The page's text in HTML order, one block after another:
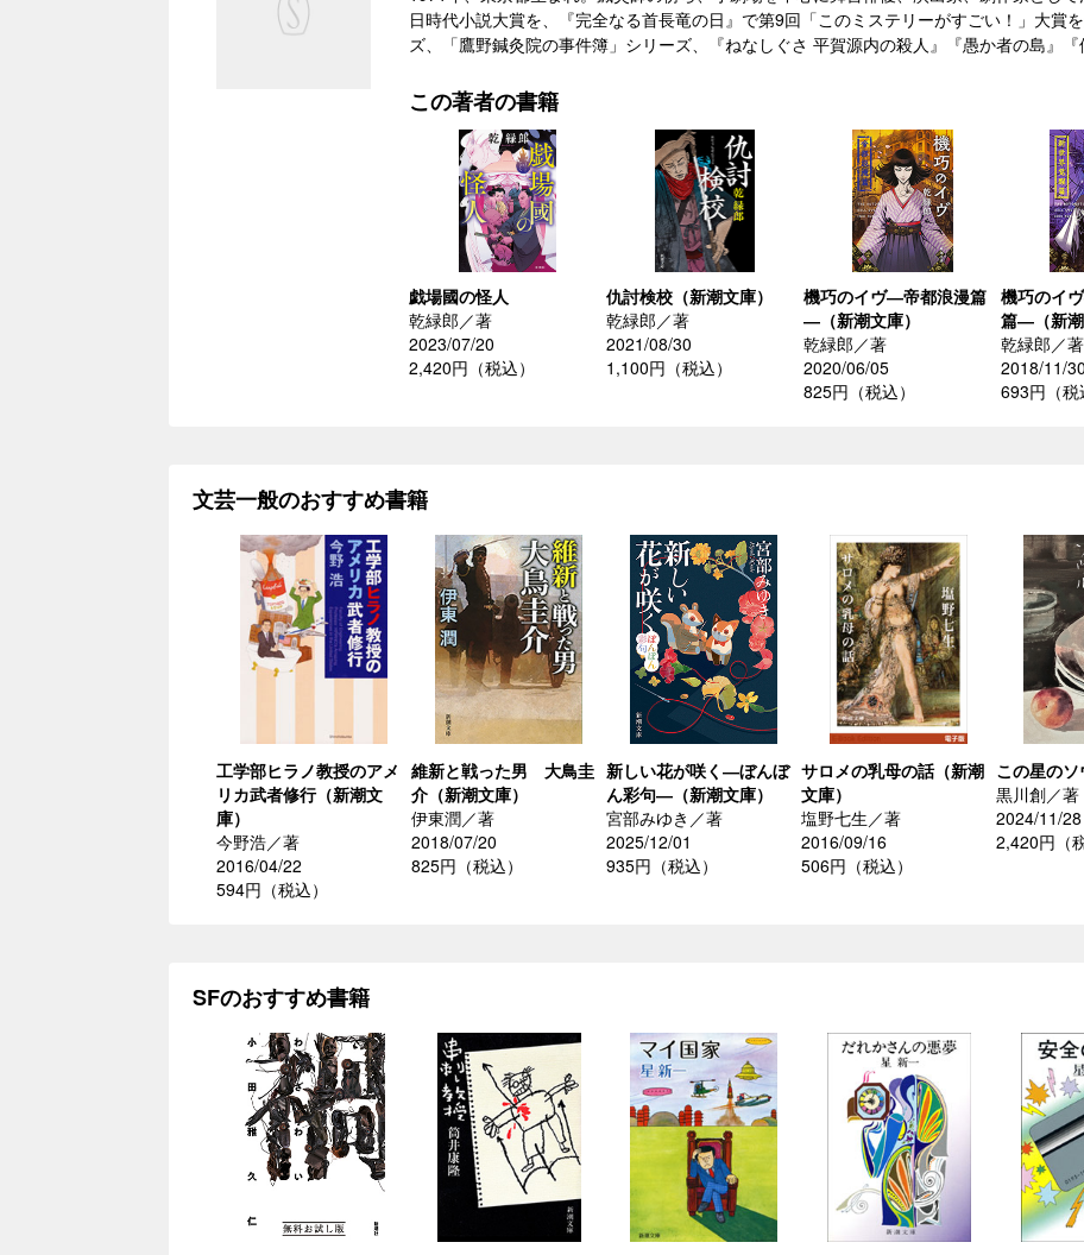
日時代小説大賞を、『完全なる首長竜の日』で第9回「このミステリーがすごい！」大賞
ズ、「鷹野鍼灸院の事件簿」シリーズ、『ねなしぐさ 平賀源内の殺人』『愚か者の島』『
この著者の書籍
戯場國の怪人
乾緑郎／著
2023/07/20
2,420円（税込）
仇討検校（新潮文庫）
乾緑郎／著
2021/08/30
1,100円（税込）
機巧のイヴ―帝都浪漫篇
―（新潮文庫）
乾緑郎／著
2020/06/05
825円（税込）
機巧のイ
篇―（新潮
乾緑郎／著
2018/11/30
693円（税
文芸一般のおすすめ書籍
工学部ヒラノ教授のアメ
リカ武者修行（新潮文
庫）
今野浩／著
2016/04/22
594円（税込）
維新と戦った男 大鳥圭
介（新潮文庫）
伊東潤／著
2018/07/20
825円（税込）
新しい花が咲く―ぼんぼ
ん彩句―（新潮文庫）
宮部みゆき／著
2025/12/01
935円（税込）
サロメの乳母の話（新潮
文庫）
塩野七生／著
2016/09/16
506円（税込）
この星のソ
黒川創／著
2024/11/28
2,420円（
SFのおすすめ書籍